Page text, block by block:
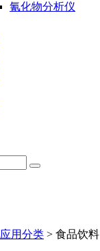
氰化物分析仪
用分类 > 食品饮料